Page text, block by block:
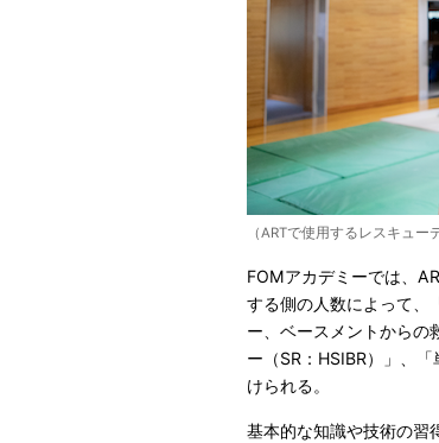
（ARTで使用するレスキュー
FOMアカデミーでは、
する側の人数によって、
ー、ベースメントからの
ー（SR：HSIBR）」、
けられる。
基本的な知識や技術の習